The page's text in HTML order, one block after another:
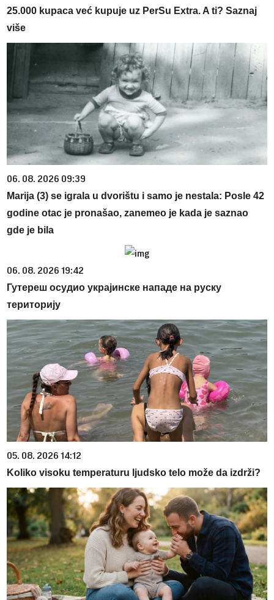
25.000 kupaca već kupuje uz PerSu Extra. A ti? Saznaj
više
06. 08. 2026 09:39
Marija (3) se igrala u dvorištu i samo je nestala: Posle 42
godine otac je pronašao, zanemeo je kada je saznao
gde je bila
06. 08. 2026 19:42
Гутереш осудио украјинске нападе на руску
територију
05. 08. 2026 14:12
Koliko visoku temperaturu ljudsko telo može da izdrži?